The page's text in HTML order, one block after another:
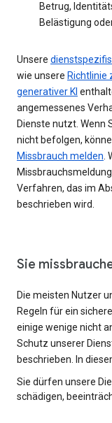
Betrug,
Belästigung
Unsere
wie unsere Richtlinie
generativer KI
angemessenes
Dienste nutzt. Wenn
nicht befolgen,
Missbrauch melden.
Verfahren, das im
beschrieben wird.
Sie
Die meisten Nutzer
Regeln für ein
einige wenige nicht
Schutz unserer
beschrieben. In
Sie dürfen unsere
schädigen,